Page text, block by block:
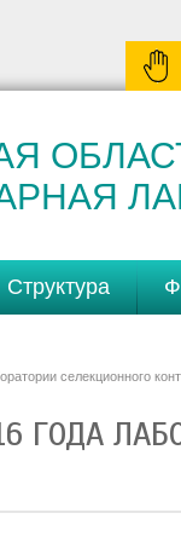
Структура
селекционного
ГОДА